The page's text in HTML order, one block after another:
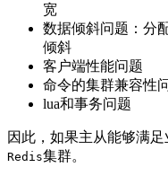
宽
数据倾斜问题：分
倾斜
客户端性能问题
命令的集群兼容性
lua和事务问题
因此，如果主从能够满
Redis集群。